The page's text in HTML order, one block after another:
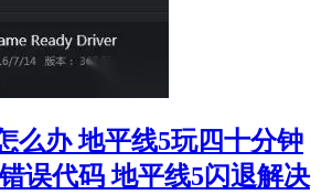
么办 地平线5玩四十分钟
误代码 地平线5闪退解决